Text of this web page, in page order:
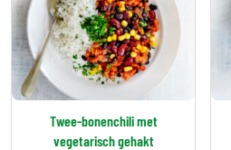
Twee-bonenchili met
vegetarisch gehakt